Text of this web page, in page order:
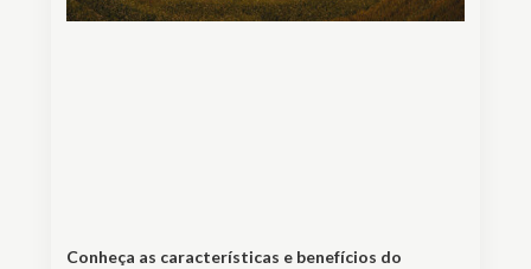
Conheça as características e benefícios do